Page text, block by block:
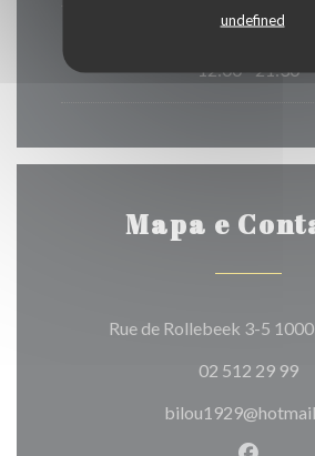
undefined
12:00 - 21:30
Mapa e
Rue de Rollebeek 3-5
02 512 29 99